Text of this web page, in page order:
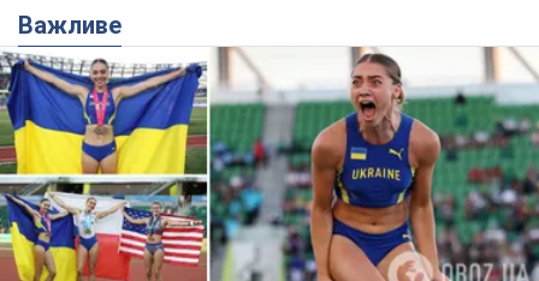
Важливе